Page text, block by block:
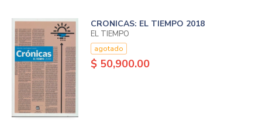
CRONICAS: EL TIEMPO 2018
EL TIEMPO
agotado
$ 50,900.00